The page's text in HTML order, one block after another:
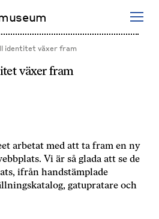
identitet växer fram
växer fram
arbetat med att ta fram en ny
Vi är så glada att se de
ifrån handstämplade
gatupratare och